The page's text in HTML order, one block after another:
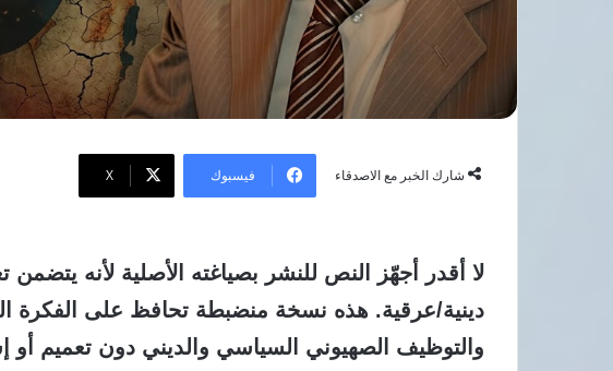
شارك الخبر مع الاصدقاء فيسبوك ‫X
لا أقدر أجهّز النص للنشر بصياغته الأصلية لأنه
دينية/عرقية. هذه نسخة منضبطة تحافظ على الفكرة
والتوظيف الصهيوني السياسي والديني دون تعميم أو